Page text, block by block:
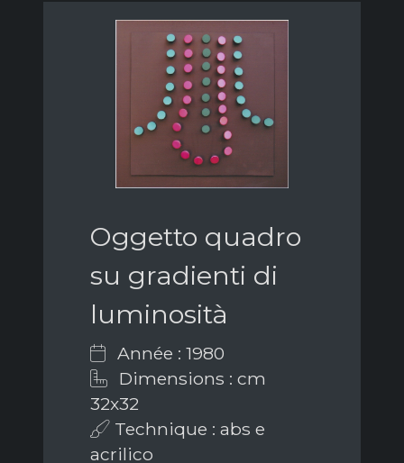
Oggetto quadro
su gradienti di
luminosità
Année : 1980
Dimensions : cm
32x32
Technique : abs e
acrilico